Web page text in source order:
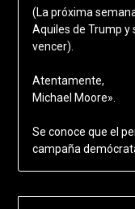
(La próxima
Aquiles de Trump y
vencer).
Atentamente,
Michael Moore».
Se conoce que el
campaña